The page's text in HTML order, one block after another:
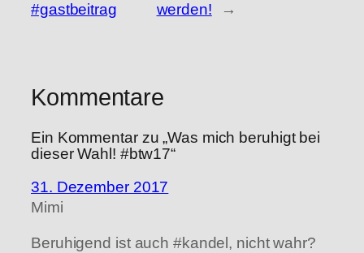
#gastbeitrag
werden!
→
Kommentare
Ein Kommentar zu „Was mich beruhigt bei
dieser Wahl! #btw17“
31. Dezember 2017
Mimi
Beruhigend ist auch #kandel, nicht wahr?